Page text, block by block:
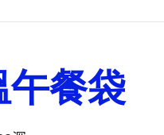
午餐袋